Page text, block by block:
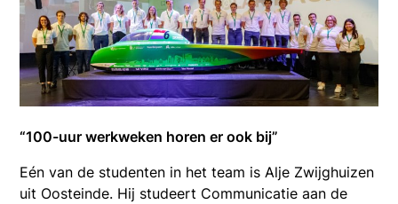
“100-uur werkweken horen er ook bij”
Eén van de studenten in het team is Alje Zwijghuizen
uit Oosteinde. Hij studeert Communicatie aan de